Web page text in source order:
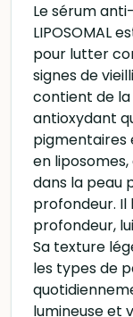
Le sérum
LIPOSOMAL
pour lutter
signes de
contient de la
antioxydant
pigmentaires
en
dans la peau
profondeur.
profondeur,
Sa texture
les types de
lumineuse et